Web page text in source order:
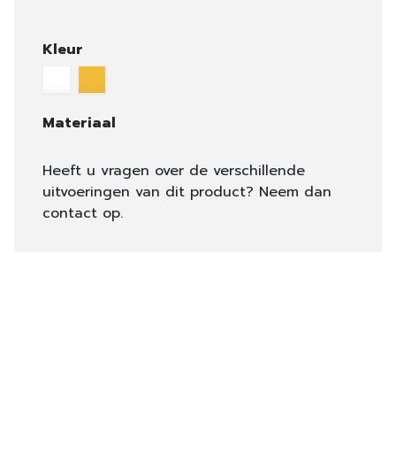
Kleur
Materiaal
Heeft u vragen over de verschillende
uitvoeringen van dit product? Neem dan
contact op.